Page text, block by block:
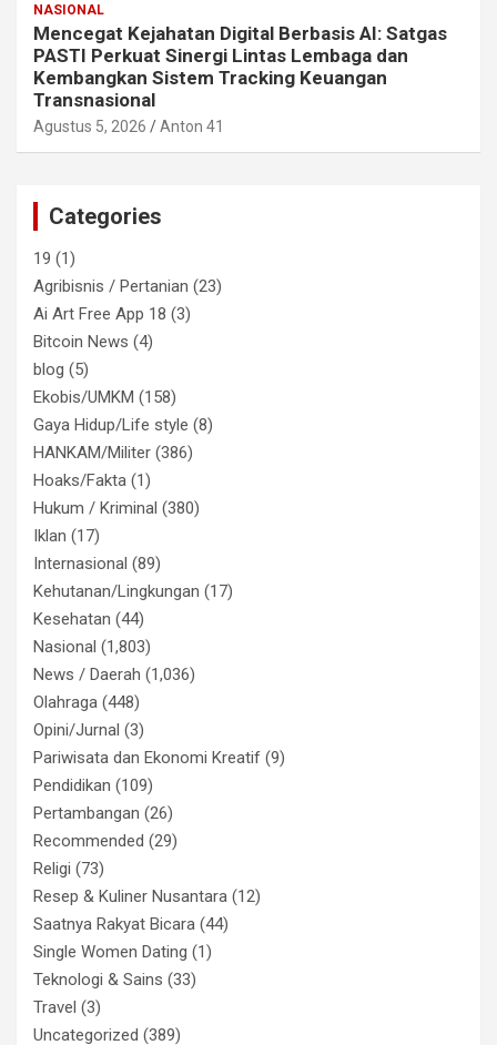
NASIONAL
Mencegat Kejahatan Digital Berbasis AI: Satgas
PASTI Perkuat Sinergi Lintas Lembaga dan
Kembangkan Sistem Tracking Keuangan
Transnasional
Agustus 5, 2026 Anton 41
Categories
19 (1)
Agribisnis / Pertanian (23)
Ai Art Free App 18 (3)
Bitcoin News (4)
blog (5)
Ekobis/UMKM (158)
Gaya Hidup/Life style (8)
HANKAM/Militer (386)
Hoaks/Fakta (1)
Hukum / Kriminal (380)
Iklan (17)
Internasional (89)
Kehutanan/Lingkungan (17)
Kesehatan (44)
Nasional (1,803)
News / Daerah (1,036)
Olahraga (448)
Opini/Jurnal (3)
Pariwisata dan Ekonomi Kreatif (9)
Pendidikan (109)
Pertambangan (26)
Recommended (29)
Religi (73)
Resep & Kuliner Nusantara (12)
Saatnya Rakyat Bicara (44)
Single Women Dating (1)
Teknologi & Sains (33)
Travel (3)
Uncategorized (389)